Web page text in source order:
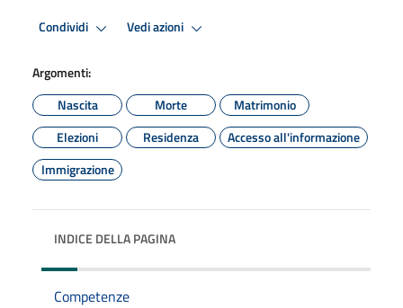
Condividi Vedi azioni
Argomenti:
Nascita
Morte
Matrimonio
Elezioni
Residenza
Accesso all'informazione
Immigrazione
INDICE DELLA PAGINA
Competenze